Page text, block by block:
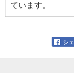
ています。
シ